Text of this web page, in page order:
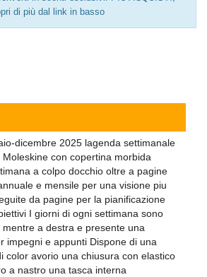
di più dal link in basso
dicembre 2025 lagenda settimanale
con copertina morbida
a colpo docchio oltre a pagine
e mensile per una visione piu
da pagine per la pianificazione
I giorni di ogni settimana sono
mentre a destra e presente una
impegni e appunti Dispone di una
color avorio una chiusura con elastico
a nastro una tasca interna